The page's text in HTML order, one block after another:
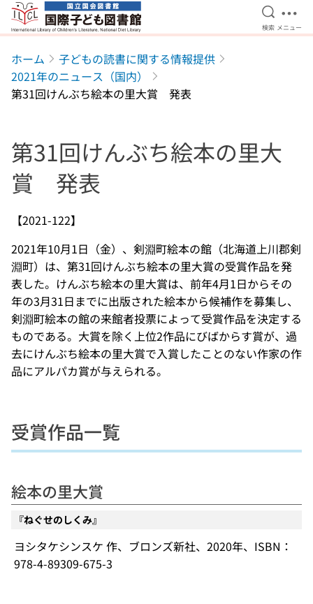
本文へ移動
検索を
検索 メ
メニュー
ホーム
子どもの読書に関する情報提供
2021年のニュース（国内）
第31回けんぶち絵本の里大賞 発表
第31回けんぶち絵本の里大
賞 発表
【2021-122】
2021年10月1日（金）、剣淵町絵本の館（北海道上川郡剣
淵町）は、第31回けんぶち絵本の里大賞の受賞作品を発
表した。けんぶち絵本の里大賞は、前年4月1日からその
年の3月31日までに出版された絵本から候補作を募集し、
剣淵町絵本の館の来館者投票によって受賞作品を決定する
ものである。大賞を除く上位2作品にびばからす賞が、過
去にけんぶち絵本の里大賞で入賞したことのない作家の作
品にアルパカ賞が与えられる。
受賞作品一覧
絵本の里大賞
『ねぐせのしくみ』
ヨシタケシンスケ 作、ブロンズ新社、2020年、ISBN：
978-4-89309-675-3